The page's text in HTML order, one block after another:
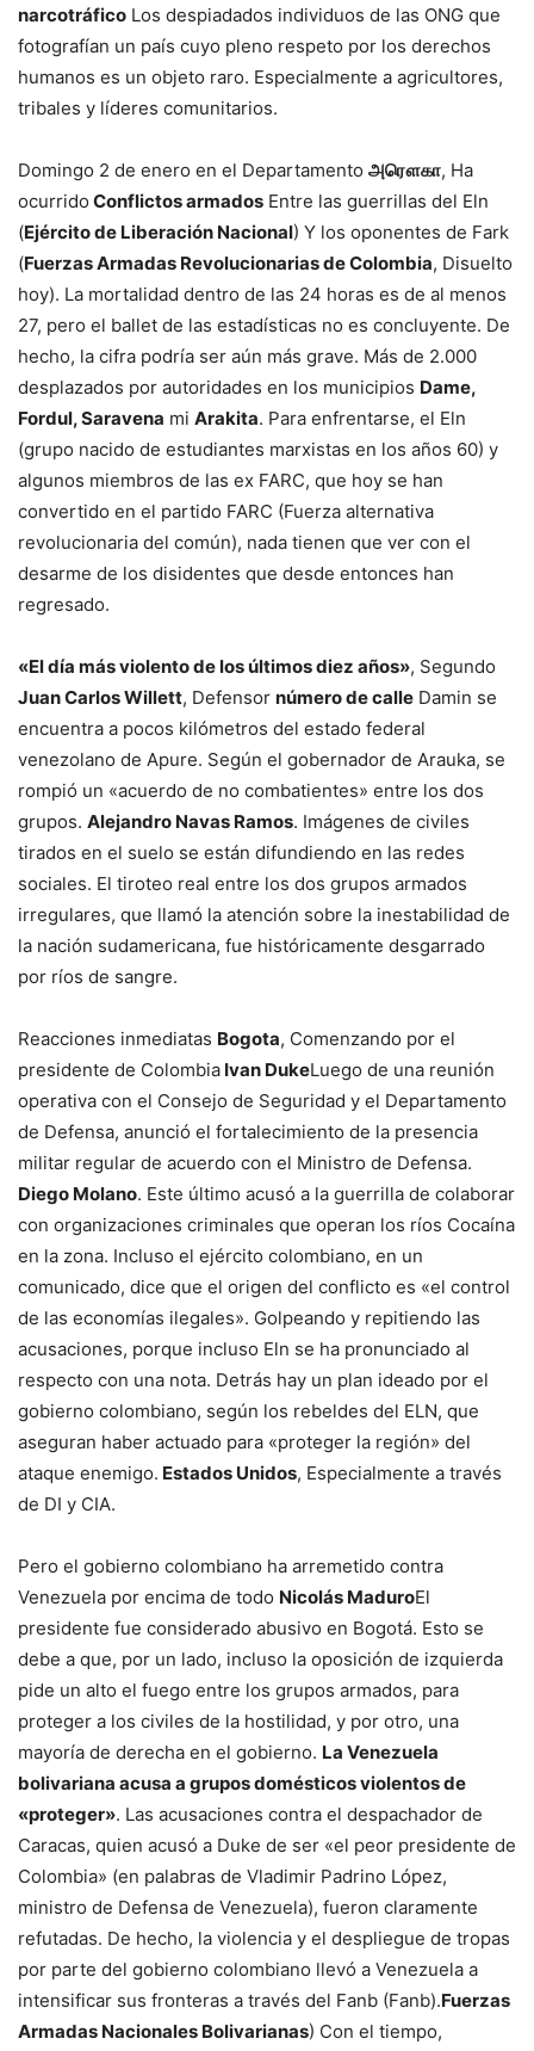
narcotráfico Los despiadados individuos de las ONG que
fotografían un país cuyo pleno respeto por los derechos
humanos es un objeto raro. Especialmente a agricultores,
tribales y líderes comunitarios.
Domingo 2 de enero en el Departamento அரௌகா, Ha
ocurrido Conflictos armados Entre las guerrillas del Eln
(Ejército de Liberación Nacional) Y los oponentes de Fark
(Fuerzas Armadas Revolucionarias de Colombia, Disuelto
hoy). La mortalidad dentro de las 24 horas es de al menos
27, pero el ballet de las estadísticas no es concluyente. De
hecho, la cifra podría ser aún más grave. Más de 2.000
desplazados por autoridades en los municipios Dame,
Fordul, Saravena mi Arakita. Para enfrentarse, el Eln
(grupo nacido de estudiantes marxistas en los años 60) y
algunos miembros de las ex FARC, que hoy se han
convertido en el partido FARC (Fuerza alternativa
revolucionaria del común), nada tienen que ver con el
desarme de los disidentes que desde entonces han
regresado.
«El día más violento de los últimos diez años», Segundo
Juan Carlos Willett, Defensor número de calle Damin se
encuentra a pocos kilómetros del estado federal
venezolano de Apure. Según el gobernador de Arauka, se
rompió un «acuerdo de no combatientes» entre los dos
grupos. Alejandro Navas Ramos. Imágenes de civiles
tirados en el suelo se están difundiendo en las redes
sociales. El tiroteo real entre los dos grupos armados
irregulares, que llamó la atención sobre la inestabilidad de
la nación sudamericana, fue históricamente desgarrado
por ríos de sangre.
Reacciones inmediatas Bogota, Comenzando por el
presidente de Colombia Ivan DukeLuego de una reunión
operativa con el Consejo de Seguridad y el Departamento
de Defensa, anunció el fortalecimiento de la presencia
militar regular de acuerdo con el Ministro de Defensa.
Diego Molano. Este último acusó a la guerrilla de colaborar
con organizaciones criminales que operan los ríos Cocaína
en la zona. Incluso el ejército colombiano, en un
comunicado, dice que el origen del conflicto es «el control
de las economías ilegales». Golpeando y repitiendo las
acusaciones, porque incluso Eln se ha pronunciado al
respecto con una nota. Detrás hay un plan ideado por el
gobierno colombiano, según los rebeldes del ELN, que
aseguran haber actuado para «proteger la región» del
ataque enemigo. Estados Unidos, Especialmente a través
de DI y CIA.
Pero el gobierno colombiano ha arremetido contra
Venezuela por encima de todo Nicolás MaduroEl
presidente fue considerado abusivo en Bogotá. Esto se
debe a que, por un lado, incluso la oposición de izquierda
pide un alto el fuego entre los grupos armados, para
proteger a los civiles de la hostilidad, y por otro, una
mayoría de derecha en el gobierno. La Venezuela
bolivariana acusa a grupos domésticos violentos de
«proteger». Las acusaciones contra el despachador de
Caracas, quien acusó a Duke de ser «el peor presidente de
Colombia» (en palabras de Vladimir Padrino López,
ministro de Defensa de Venezuela), fueron claramente
refutadas. De hecho, la violencia y el despliegue de tropas
por parte del gobierno colombiano llevó a Venezuela a
intensificar sus fronteras a través del Fanb (Fanb).Fuerzas
Armadas Nacionales Bolivarianas) Con el tiempo,